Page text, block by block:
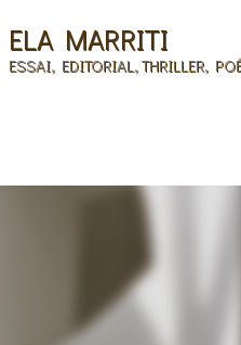
ELA MARRITI
ESSAI, EDITORIAL, THRILLER,